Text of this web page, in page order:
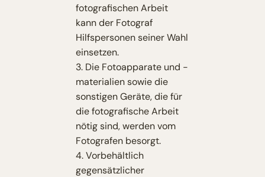
fotografischen Arbeit
kann der Fotograf
Hilfspersonen seiner Wahl
einsetzen.
3. Die Fotoapparate und -
materialien sowie die
sonstigen Geräte, die für
die fotografische Arbeit
nötig sind, werden vom
Fotografen besorgt.
4. Vorbehältlich
gegensätzlicher